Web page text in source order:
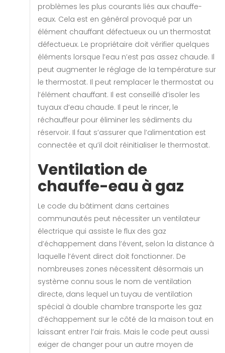
problèmes les plus courants liés aux chauffe-
eaux. Cela est en général provoqué par un
élément chauffant défectueux ou un thermostat
défectueux. Le propriétaire doit vérifier quelques
éléments lorsque l’eau n’est pas assez chaude. Il
peut augmenter le réglage de la température sur
le thermostat. Il peut remplacer le thermostat ou
l’élément chauffant. Il est conseillé d’isoler les
tuyaux d’eau chaude. Il peut le rincer, le
réchauffeur pour éliminer les sédiments du
réservoir. Il faut s’assurer que l’alimentation est
connectée et qu’il doit réinitialiser le thermostat.
Ventilation de
chauffe-eau à gaz
Le code du bâtiment dans certaines
communautés peut nécessiter un ventilateur
électrique qui assiste le flux des gaz
d’échappement dans l’évent, selon la distance à
laquelle l’évent direct doit fonctionner. De
nombreuses zones nécessitent désormais un
système connu sous le nom de ventilation
directe, dans lequel un tuyau de ventilation
spécial à double chambre transporte les gaz
d’échappement sur le côté de la maison tout en
laissant entrer l’air frais. Mais le code peut aussi
exiger de changer pour un autre moyen de